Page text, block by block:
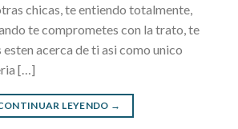
chicas, te entiendo totalmente,
te comprometes con la trato, te
acerca de ti asi­ como unico
[…]
LEYENDO →